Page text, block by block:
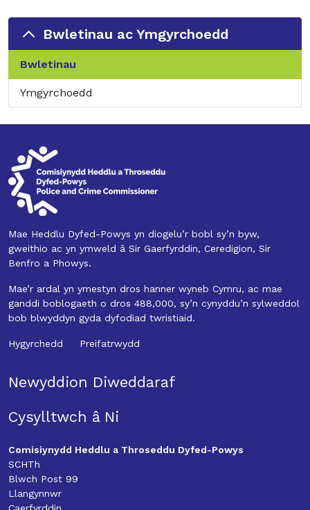
Bwletinau ac Ymgyrchoedd
Bwletinau
Ymgyrchoedd
Mae Heddlu Dyfed-Powys yn diogelu’r bobl sy’n byw,
gweithio ac yn ymweld â Sir Gaerfyrddin, Ceredigion, Sir
Benfro a Phowys.
Mae’r ardal yn ymestyn dros hanner wyneb Cymru, ac mae
ganddi boblogaeth o dros 488,000, sy’n cynyddu’n sylweddol
bob blwyddyn gyda dyfodiad twristiaid.
Hygyrchedd Preifatrwydd
Newyddion Diweddaraf
Cysylltwch â Ni
Comisiynydd Heddlu a Throseddu Dyfed-Powys
SCHTh
Blwch Post 99
Llangynnwr